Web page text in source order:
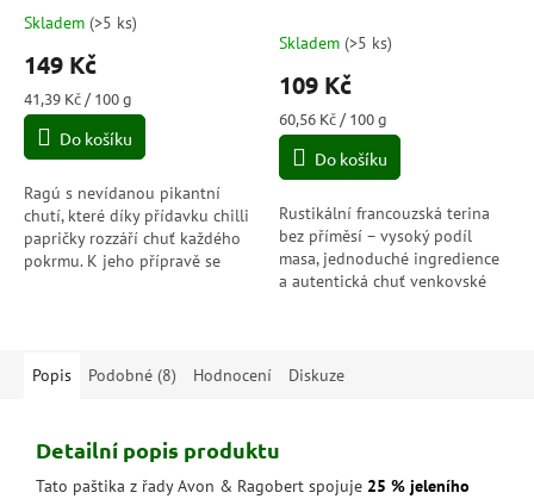
Průměrné
hodnocení
produktu
je
4,5
5
hvězdiček.
Skladem (>5 ks)
149 Kč
Měrná
cena:
41,39 Kč / 100 g
Do košíku
Ragú s nevídanou pikantní
chutí, které díky přídavku chilli
papričky rozzáří chuť každého
pokrmu. K jeho přípravě se
Skladem (>5 ks)
109 Kč
Měrná
cena:
60,56 Kč / 100 g
Do košíku
Rustikální francouzská terina
bez příměsí – vysoký podíl
masa, jednoduché ingredience
a autentická chuť venkovské
Popis Podobné (8) Hodnocení Diskuze
Detailní popis produktu
Tato paštika z řady Avon & Ragobert spojuje 25 % jeleního